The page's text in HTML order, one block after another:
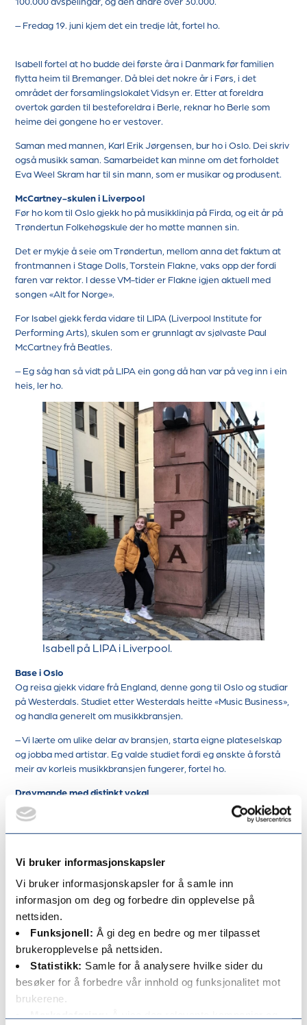
Vi bruker informasjonskapsler
Vi bruker informasjonskapsler for å samle inn
informasjon om deg og forbedre din opplevelse på
nettsiden.
Funksjonell: Å gi deg en bedre og mer tilpasset
brukeropplevelse på nettsiden.
Statistikk: Samle for å analysere hvilke sider du
besøker for å forbedre vår innhold og funksjonalitet mot
brukerene.
– Fredag 19. juni kjem det ein tredje låt, fortel ho.
Isabell fortel at ho budde dei første åra i Danmark før familien
flytta heim til Bremanger. Då blei det nokre år i Førs, i det
området der forsamlingslokalet Vidsyn er. Etter at foreldra
overtok garden til besteforeldra i Berle, reknar ho Berle som
heime dei gongene ho er vestover.
Saman med mannen, Karl Erik Jørgensen, bur ho i Oslo. Dei skriv
også musikk saman. Samarbeidet kan minne om det forholdet
Eva Weel Skram har til sin mann, som er musikar og produsent.
McCartney-skulen i Liverpool
Før ho kom til Oslo gjekk ho på musikklinja på Firda, og eit år på
Trøndertun Folkehøgskule der ho møtte mannen sin.
Det er mykje å seie om Trøndertun, mellom anna det faktum at
frontmannen i Stage Dolls, Torstein Flakne, vaks opp der fordi
faren var rektor. I desse VM-tider er Flakne igjen aktuell med
songen «Alt for Norge».
For Isabel gjekk ferda vidare til LIPA (Liverpool Institute for
Performing Arts), skulen som er grunnlagt av sjølvaste Paul
McCartney frå Beatles.
– Eg såg han så vidt på LIPA ein gong då han var på veg inn i ein
heis, ler ho.
Isabell på LIPA i Liverpool.
Base i Oslo
Og reisa gjekk vidare frå England, denne gong til Oslo og studiar
på Westerdals. Studiet etter Westerdals heitte «Music Business»,
og handla generelt om musikkbransjen.
– Vi lærte om ulike delar av bransjen, starta eigne plateselskap
og jobba med artistar. Eg valde studiet fordi eg ønskte å forstå
meir av korleis musikkbransjen fungerer, fortel ho.
Drøymande med distinkt vokal
Stilen hennar er drøymande, kanskje med eit islett av britpop.
Gjennomført og med ein god og distinkt vokal med tydeleg
identitet og særpreg. Ho har blitt samanlikna med amerikanske
canadiske artisten Joni Mitchell, er ho glad for det
komplementet:
– Kjekt å blir samanlikna med ei så kul dame. Joni Mitchell var ein
av dei første damene som skreiv sine eigne songar, så den
samanlikninga er eg glad for, seier ho.